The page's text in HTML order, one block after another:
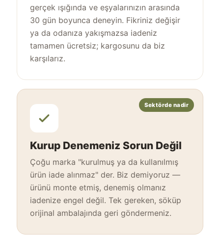
gerçek ışığında ve eşyalarınızın arasında
30 gün boyunca deneyin. Fikriniz değişir
ya da odanıza yakışmazsa iadeniz
tamamen ücretsiz; kargosunu da biz
karşılarız.
Sektörde nadir
Kurup Denemeniz Sorun Değil
Çoğu marka "kurulmuş ya da kullanılmış
ürün iade alınmaz" der. Biz demiyoruz —
ürünü monte etmiş, denemiş olmanız
iadenize engel değil. Tek gereken, söküp
orijinal ambalajında geri göndermeniz.